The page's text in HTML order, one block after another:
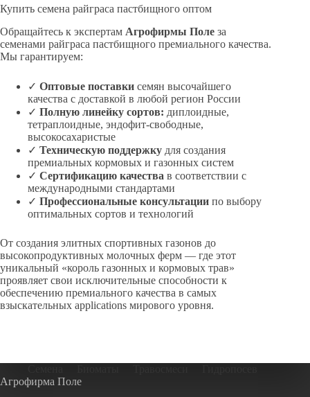
Купить семена райграса пастбищного оптом
Обращайтесь к экспертам Агрофирмы Поле за
семенами райграса пастбищного премиального качества.
Мы гарантируем:
✓ Оптовые поставки семян высочайшего
качества с доставкой в любой регион России
✓ Полную линейку сортов: диплоидные,
тетраплоидные, эндофит-свободные,
высокосахаристые
✓ Техническую поддержку для создания
премиальных кормовых и газонных систем
✓ Сертификацию качества в соответствии с
международными стандартами
✓ Профессиональные консультации по выбору
оптимальных сортов и технологий
От создания элитных спортивных газонов до
высокопродуктивных молочных ферм — где этот
уникальный «король газонных и кормовых трав»
проявляет свои исключительные способности к
обеспечению премиального качества в самых
взыскательных applications мирового уровня.
Агрофирма Поле